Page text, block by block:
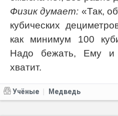
Физик думает: «Так,
кубических
как минимум 100
Надо бежать, Ему и
хватит.
Учёные Медведь